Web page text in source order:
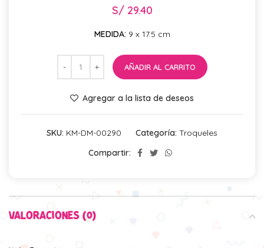
S/29.40
MEDIDA: 9 x 17.5 cm
AÑADIR AL CARRITO
Agregar a la lista de deseos
SKU: KM-DM-00290 Categoría: Troqueles
Compartir:
VALORACIONES (0)